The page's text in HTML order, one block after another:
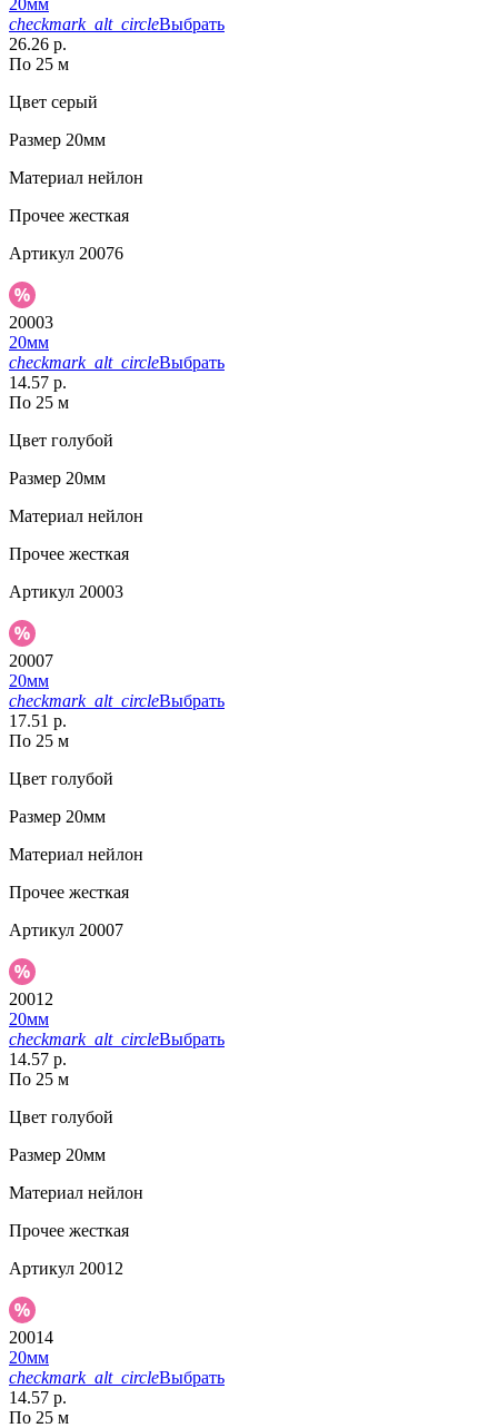
checkmark_alt_circleВыбрать
26.26 р.
По 25 м
Цвет серый
Размер 20мм
Материал нейлон
Прочее жесткая
Артикул 20076
20003
20мм
checkmark_alt_circleВыбрать
14.57 р.
По 25 м
Цвет голубой
Размер 20мм
Материал нейлон
Прочее жесткая
Артикул 20003
20007
20мм
checkmark_alt_circleВыбрать
17.51 р.
По 25 м
Цвет голубой
Размер 20мм
Материал нейлон
Прочее жесткая
Артикул 20007
20012
20мм
checkmark_alt_circleВыбрать
14.57 р.
По 25 м
Цвет голубой
Размер 20мм
Материал нейлон
Прочее жесткая
Артикул 20012
20014
20мм
checkmark_alt_circleВыбрать
14.57 р.
По 25 м